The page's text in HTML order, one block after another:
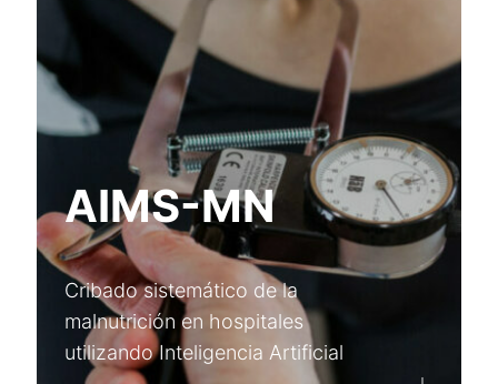
AIMS-MN
Cribado sistemático de la
malnutrición en hospitales
utilizando Inteligencia Artificial